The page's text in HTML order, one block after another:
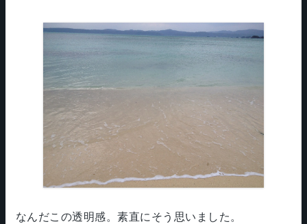
なんだこの透明感。素直にそう思いました。